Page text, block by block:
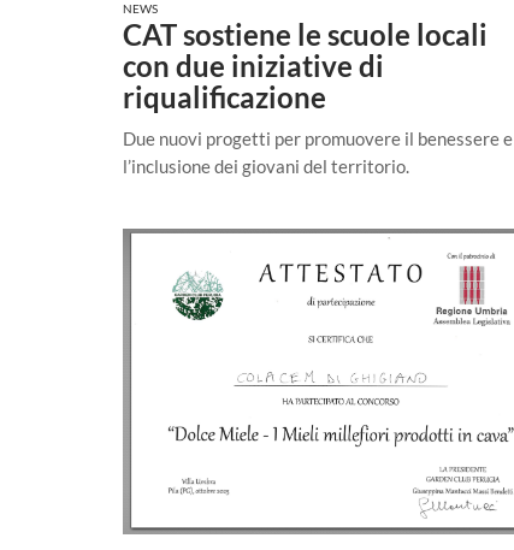
NEWS
CAT sostiene le scuole locali
con due iniziative di
riqualificazione
Due nuovi progetti per promuovere il benessere e
l’inclusione dei giovani del territorio.